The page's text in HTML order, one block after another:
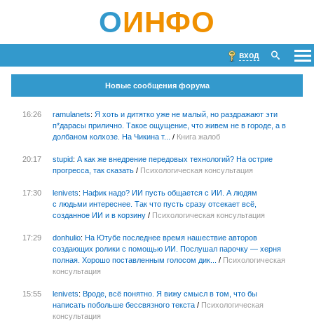
ОИНФО
вход
Новые сообщения форума
16:26 ramulanets: Я хоть и дитятко уже не малый, но раздражают эти
п*дарасы прилично. Такое ощущение, что живем не в городе, а в
долбаном колхозе. На Чикина т...
/ Книга жалоб
20:17 stupid: А как же внедрение передовых технологий? На острие
прогресса, так сказать / Психологическая консультация
17:30 lenivets: Нафик надо? ИИ пусть общается с ИИ. А людям
с людьми интереснее. Так что пусть сразу отсекает всё,
созданное ИИ и в корзину / Психологическая консультация
17:29 donhulio: На Ютубе последнее время нашествие авторов
создающих ролики с помощью ИИ. Послушал парочку — херня
полная. Хорошо поставленным голосом дик...
/ Психологическая
консультация
15:55 lenivets: Вроде, всё понятно. Я вижу смысл в том, что бы
написать побольше бессвязного текста / Психологическая
консультация